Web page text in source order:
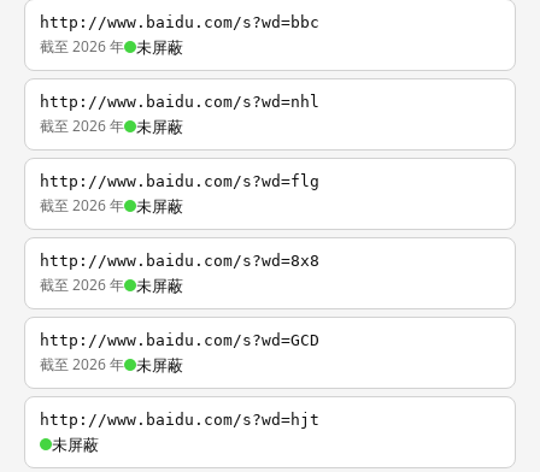
http://www.baidu.com/s?wd=bbc
截至 2026 年 未屏蔽
http://www.baidu.com/s?wd=nhl
截至 2026 年 未屏蔽
http://www.baidu.com/s?wd=flg
截至 2026 年 未屏蔽
http://www.baidu.com/s?wd=8x8
截至 2026 年 未屏蔽
http://www.baidu.com/s?wd=GCD
截至 2026 年 未屏蔽
http://www.baidu.com/s?wd=hjt
未屏蔽